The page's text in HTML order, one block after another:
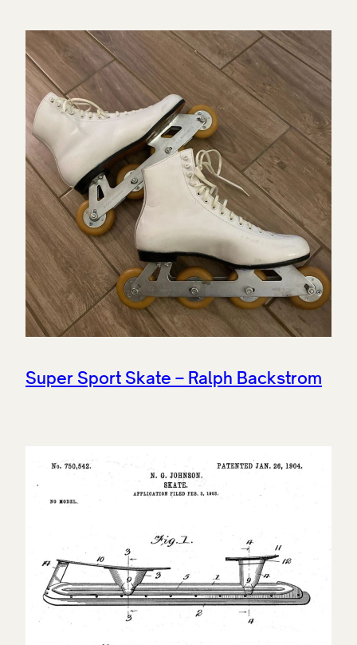
Super Sport Skate – Ralph Backstrom